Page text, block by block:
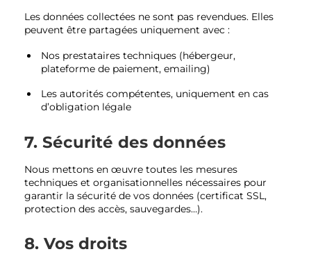
Les données collectées ne sont pas revendues. Elles
peuvent être partagées uniquement avec :
Nos prestataires techniques (hébergeur,
plateforme de paiement, emailing)
Les autorités compétentes, uniquement en cas
d’obligation légale
7. Sécurité des données
Nous mettons en œuvre toutes les mesures
techniques et organisationnelles nécessaires pour
garantir la sécurité de vos données (certificat SSL,
protection des accès, sauvegardes…).
8. Vos droits